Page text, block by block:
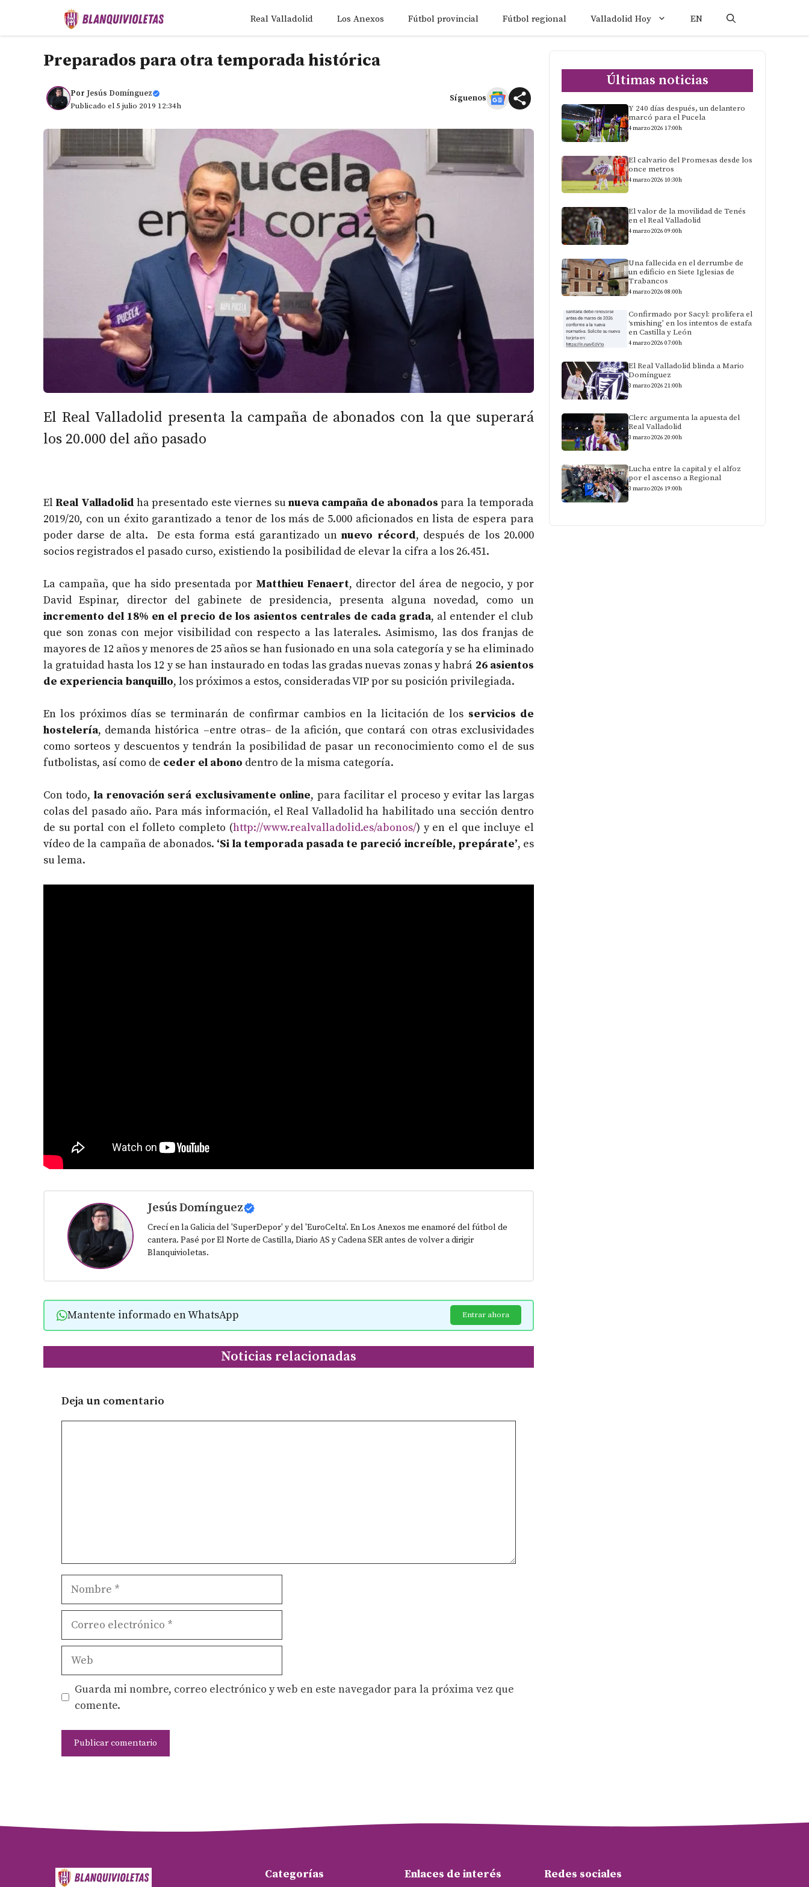
Real Valladolid Los Anexos Fútbol provincial Fútbol regional Valladolid Hoy EN
Preparados para otra temporada histórica
Por Jesús Domínguez
Publicado el 5 julio 2019 12:34h
Síguenos
El Real Valladolid presenta la campaña de abonados con la que superará
los 20.000 del año pasado
El Real Valladolid ha presentado este viernes sunueva campaña de abonados para la temporada
2019/20, con un éxito garantizado a tenor de los más de 5.000 aficionados en lista de espera para
poder darse de alta. De esta forma está garantizado unnuevo récord, después de los 20.000
socios registrados el pasado curso, existiendo la posibilidad de elevar la cifra a los 26.451.
La campaña, que ha sido presentada por Matthieu Fenaert, director del área de negocio, y por
David Espinar, director del gabinete de presidencia, presenta alguna novedad, como un
incremento del 18% en el precio de los asientos centrales de cada grada, al entender el club
que son zonas con mejor visibilidad con respecto a las laterales. Asimismo, las dos franjas de
mayores de 12 años y menores de 25 años se han fusionado en una sola categoría y se ha eliminado
la gratuidad hasta los 12 y se han instaurado en todas las gradas nuevas zonas y habrá 26 asientos
de experiencia banquillo, los próximos a estos, consideradas VIP por su posición privilegiada.
En los próximos días se terminarán de confirmar cambios en la licitación de los servicios de
hostelería, demanda histórica –entre otras– de la afición, que contará con otras exclusividades
como sorteos y descuentos y tendrán la posibilidad de pasar un reconocimiento como el de sus
futbolistas, así como de ceder el abono dentro de la misma categoría.
Con todo, la renovación será exclusivamente online, para facilitar el proceso y evitar las largas
colas del pasado año. Para más información, el Real Valladolid ha habilitado una sección dentro
de su portal con el folleto completo (http://www.realvalladolid.es/abonos/) y en el que incluye el
vídeo de la campaña de abonados. ‘Si la temporada pasada te pareció increíble, prepárate’, es
su lema.
Jesús Domínguez
Crecí en la Galicia del 'SuperDepor' y del 'EuroCelta'. En Los Anexos me enamoré del fútbol de
cantera. Pasé por El Norte de Castilla, Diario AS y Cadena SER antes de volver a dirigir
Blanquivioletas.
Mantente informado en WhatsApp Entrar ahora
Noticias relacionadas
Deja un comentario
Nombre
Correo
Web
Guarda mi nombre, correo electrónico y web en este navegador para la próxima vez que
comente.
Últimas noticias
Y 240 días después, un delantero
marcó para el Pucela
4 marzo 2026 17:00h
El calvario del Promesas desde los
once metros
4 marzo 2026 10:30h
El valor de la movilidad de Tenés
en el Real Valladolid
4 marzo 2026 09:00h
Una fallecida en el derrumbe de
un edificio en Siete Iglesias de
Trabancos
4 marzo 2026 08:00h
Confirmado por Sacyl: prolifera el
‘smishing’ en los intentos de estafa
en Castilla y León
4 marzo 2026 07:00h
El Real Valladolid blinda a Mario
Domínguez
3 marzo 2026 21:00h
Clerc argumenta la apuesta del
Real Valladolid
3 marzo 2026 20:00h
Lucha entre la capital y el alfoz
por el ascenso a Regional
3 marzo 2026 19:00h
Categorías Enlaces de interés Redes sociales